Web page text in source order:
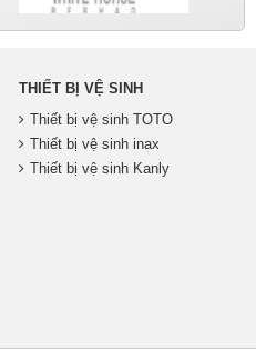
THIẾT BỊ VỆ SINH
Thiết bị vệ sinh TOTO
Thiết bị vệ sinh inax
Thiết bị vệ sinh Kanly